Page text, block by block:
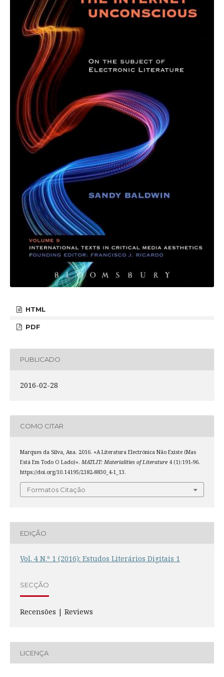
HTML
PDF
PUBLICADO
2016-02-28
COMO CITAR
Marques da Silva, Ana. 2016. «A Literatura Electrónica Não Existe (Mas
Está Em Todo O Lado)». MATLIT: Materialities of Literature4 (1):191-96.
https://doi.org/10.14195/2182-8830_4-1_13.
Formatos Citação
EDIÇÃO
Vol. 4 N.º 1 (2016): Estudos Literários Digitais 1
SECÇÃO
Recensões | Reviews
LICENÇA